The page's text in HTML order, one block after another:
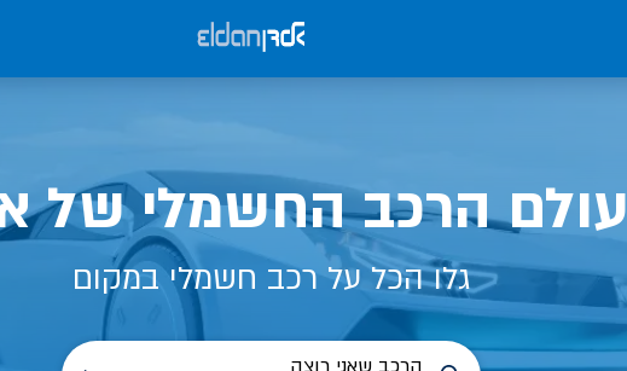
עולם הרכב החשמלי של
גלו הכל על רכב חשמלי במקום